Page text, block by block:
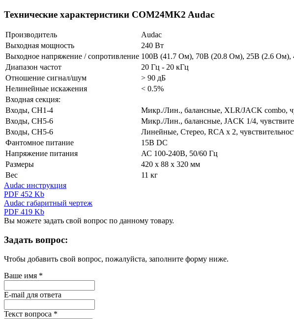
Технические характеристики COM24MK2 Audac
Производитель
Audac
Выходная мощность
240 Вт
Выходное напряжение / сопротивление 100В (41.7 Ом), 70В (20.8 Ом), 25В (2.6
Диапазон частот
20 Гц - 20 кГц
Отношение сигнал/шум
> 90 дБ
Нелинейные искажения
< 0.5%
Входная секция:
Входы, CH1-4
Микр./Лин., балансные, XLR/JACK combo,
Входы, CH5-6
Микр./Лин., балансные, JACK 1/4,
Входы, CH5-6
Линейные, Стерео, RCA х 2,
Фантомное питание
15В DC
Напряжение питания
АС 100-240В, 50/60 Гц
Размеры
420 х 88 х 320 мм
Вес
11 кг
Audac инструкция
PDF 452 Kb
Audac габаритный чертеж
PDF 419 Kb
Вы можете задать свой вопрос по данному товару.
Задать вопрос:
Чтобы добавить свой вопрос, пожалуйста, заполните форму ниже.
Ваше имя *
E-mail для ответа
Текст вопроса *